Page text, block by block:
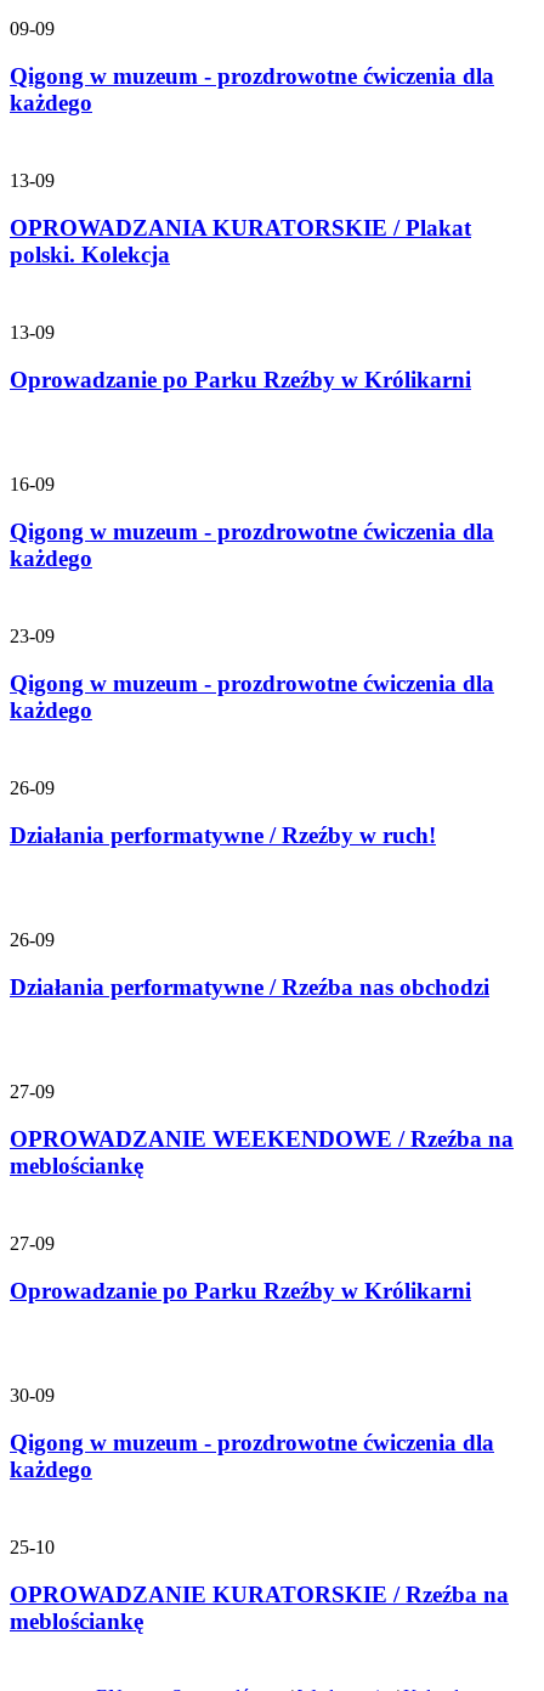
09-09
Qigong w muzeum - prozdrowotne ćwiczenia dla
każdego
13-09
OPROWADZANIA KURATORSKIE / Plakat
polski. Kolekcja
13-09
Oprowadzanie po Parku Rzeźby w Królikarni
16-09
Qigong w muzeum - prozdrowotne ćwiczenia dla
każdego
23-09
Qigong w muzeum - prozdrowotne ćwiczenia dla
każdego
26-09
Działania performatywne / Rzeźby w ruch!
26-09
Działania performatywne / Rzeźba nas obchodzi
27-09
OPROWADZANIE WEEKENDOWE / Rzeźba na
meblościankę
27-09
Oprowadzanie po Parku Rzeźby w Królikarni
30-09
Qigong w muzeum - prozdrowotne ćwiczenia dla
każdego
25-10
OPROWADZANIE KURATORSKIE / Rzeźba na
meblościankę